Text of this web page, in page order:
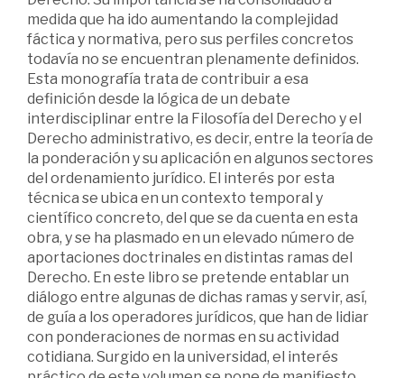
medida que ha ido aumentando la complejidad
fáctica y normativa, pero sus perfiles concretos
todavía no se encuentran plenamente definidos.
Esta monografía trata de contribuir a esa
definición desde la lógica de un debate
interdisciplinar entre la Filosofía del Derecho y el
Derecho administrativo, es decir, entre la teoría de
la ponderación y su aplicación en algunos sectores
del ordenamiento jurídico. El interés por esta
técnica se ubica en un contexto temporal y
científico concreto, del que se da cuenta en esta
obra, y se ha plasmado en un elevado número de
aportaciones doctrinales en distintas ramas del
Derecho. En este libro se pretende entablar un
diálogo entre algunas de dichas ramas y servir, así,
de guía a los operadores jurídicos, que han de lidiar
con ponderaciones de normas en su actividad
cotidiana. Surgido en la universidad, el interés